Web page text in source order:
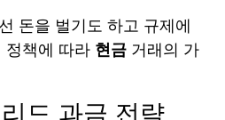
돈을 벌기도 하고 규제에
정책에 따라 현금 거래의 가
드 과금 전략